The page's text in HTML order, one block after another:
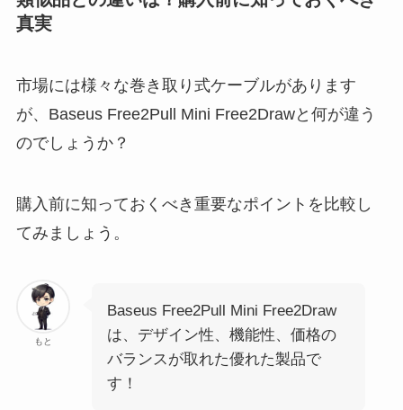
真実
市場には様々な巻き取り式ケーブルがあります
が、Baseus Free2Pull Mini Free2Drawと何が違う
のでしょうか？
購入前に知っておくべき重要なポイントを比較し
てみましょう。
もと
Baseus Free2Pull Mini Free2Draw
は、デザイン性、機能性、価格の
バランスが取れた優れた製品で
す！